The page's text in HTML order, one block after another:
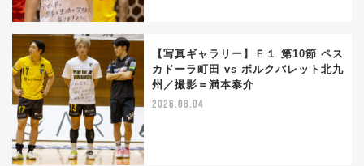
【写真ギャラリー】Ｆ１ 第10節 ペス
カドーラ町田 vs ボルクバレット北九
州／撮影＝満本泰介
2026.08.04